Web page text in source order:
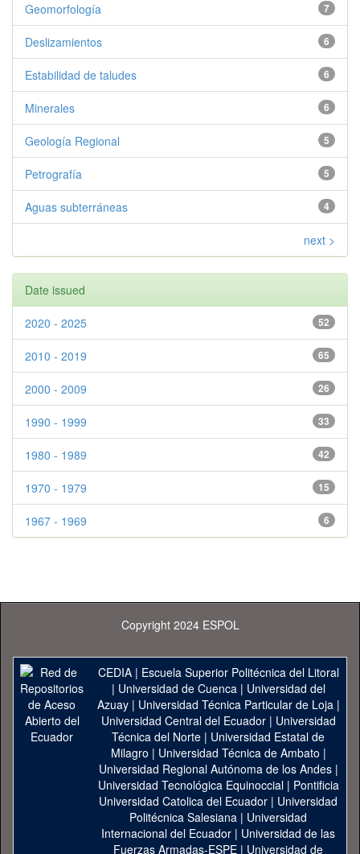
7
Geomorfología
6
Deslizamientos
6
Estabilidad de taludes
6
Minerales
5
Geología Regional
5
Petrografía
4
Aguas subterráneas
next >
Date issued
52
2020 - 2025
65
2010 - 2019
26
2000 - 2009
33
1990 - 1999
42
1980 - 1989
15
1970 - 1979
6
1967 - 1969
Copyright 2024 ESPOL
CEDIA| Escuela Superior Politécnica del Litoral
| Universidad de Cuenca| Universidad del
Azuay| Universidad Técnica Particular de Loja|
Universidad Central del Ecuador| Universidad
Técnica del Norte | Universidad Estatal de
Milagro | Universidad Técnica de Ambato |
Universidad Regional Autónoma de los Andes|
Universidad Tecnológica Equinoccial| Pontificia
Universidad Catolica del Ecuador | Universidad
Politécnica Salesiana | Universidad
Internacional del Ecuador | Universidad de las
Fuerzas Armadas-ESPE | Universidad de